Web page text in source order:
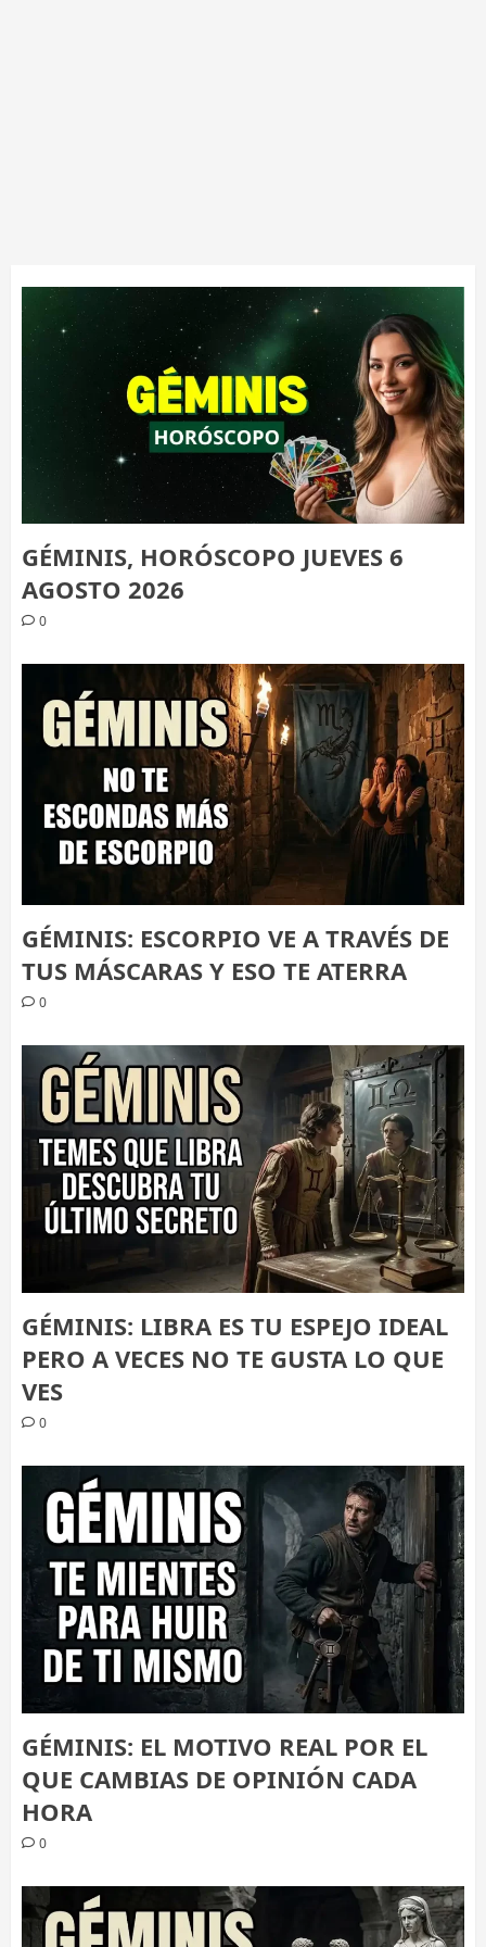
GÉMINIS, HORÓSCOPO JUEVES 6
AGOSTO 2026
0
GÉMINIS: ESCORPIO VE A TRAVÉS DE
TUS MÁSCARAS Y ESO TE ATERRA
0
GÉMINIS: LIBRA ES TU ESPEJO IDEAL
PERO A VECES NO TE GUSTA LO QUE
VES
0
GÉMINIS: EL MOTIVO REAL POR EL
QUE CAMBIAS DE OPINIÓN CADA
HORA
0